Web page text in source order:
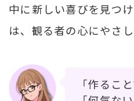
中に新しい喜びを見つ
は、観る者の心にやさし
「作るこ